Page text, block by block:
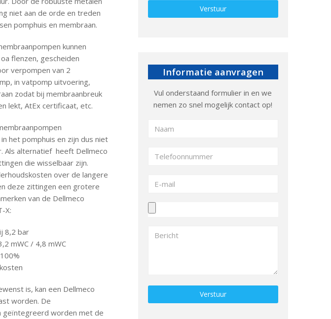
niet aan de orde en treden
pomphuis en membraan.
kunnen
flenzen, gescheiden
verpompen van 2
in vatpomp uitvoering,
zodat bij membraanbreuk
lekt, AtEx certificaat, etc.
het pomphuis en zijn dus niet
Als alternatief heeft Dellmeco
die wisselbaar zijn.
over de langere
deze zittingen een grotere
van de Dellmeco
X:
8,2 bar
mWC / 4,8 mWC
is, kan een Dellmeco
worden. De
geïntegreerd worden met de
Gelieve dit veld leeg te laten.
Informatie aanvragen
Vul onderstaand formulier in en we
nemen zo snel mogelijk contact op!
Gelieve dit veld leeg te laten.